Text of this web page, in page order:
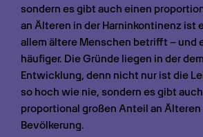
sondern es gibt auch einen
an Älteren in der Harninkontinenz ist
allem ältere Menschen betrifft – und
häufiger. Die Gründe liegen in der
Entwicklung, denn nicht nur ist die
so hoch wie nie, sondern es gibt
proportional großen Anteil an Älteren
Bevölkerung.